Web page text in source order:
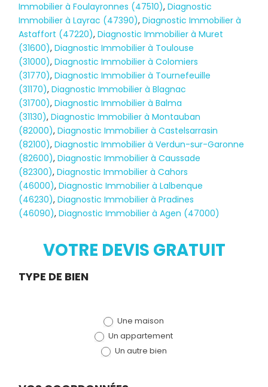
Diagnostic
TERMITES
Immobilier à Foulayronnes (47510),Diagnostic
Immobilier à Layrac (47390),Diagnostic Immobilier à
Astaffort (47220),Diagnostic Immobilier à Muret
(31600),Diagnostic Immobilier à Toulouse
(31000),Diagnostic Immobilier à Colomiers
(31770),Diagnostic Immobilier à Tournefeuille
(31170),Diagnostic Immobilier à Blagnac
(31700),Diagnostic Immobilier à Balma
(31130),Diagnostic Immobilier à Montauban
(82000),Diagnostic Immobilier à Castelsarrasin
(82100),Diagnostic Immobilier à Verdun-sur-Garonne
(82600),Diagnostic Immobilier à Caussade
(82300),Diagnostic Immobilier à Cahors
(46000),Diagnostic Immobilier à Lalbenque
(46230),Diagnostic Immobilier à Pradines
(46090),Diagnostic Immobilier à Agen (47000)
VOTRE DEVIS GRATUIT
Demande
TYPE DE BIEN
Une maison
Un appartement
Un autre bien